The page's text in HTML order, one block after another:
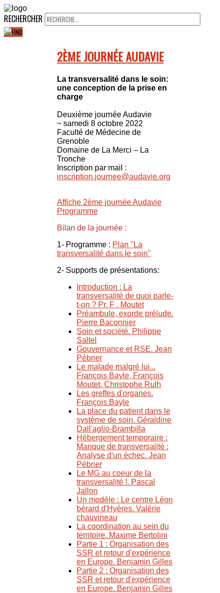
RECHERCHER
2ÈME JOURNÉE AUDAVIE
La transversalité dans le soin:
une conception de la prise en
charge
Deuxième journée Audavie
~ samedi 8 octobre 2022
Faculté de Médecine de
Grenoble
Domaine de La Merci – La
Tronche
Inscription par mail :
inscription.journee@audavie.org
Affiche 2ème journée Audavie
Programme
Bilan de la journée :
1- Programme : Plan "La
transversalité dans le soin"
2- Supports de présentations:
Introduction : La
transversalité de quoi parle-
t-on ? Pr. F . Moutet
Préambule, exorde prélude.
Pierre Baconnier
Soin et société. Philippe
Saltel
Gouvernance et RSE. Jean
Pébrier
Le malade malgré lui...
François Bayle, François
Moutet, Christophe Rulh
Les greffes d'organes.
François Bayle
La place du patient dans le
système de soin. Géraldine
Dall'aglio-Brambilla
Hébergement temporaire :
Manque de transversalité :
Analyse d'un échec. Jean
Pébrier
Le MG au coeur de la
transversalité !. Pascal
Jallon
Un modèle : Le centre Léon
bérard d'Hyères. Valérie
chauvineau
La coordination au sein du
territoire. Maxime Bertolini
Partie 1 : Organisation des
SSR et retour d'expérience
en Europe. Benjamin Gilles
Partie 2 : Organisation des
SSR et retour d'expérience
en Europe. Benjamin Gilles